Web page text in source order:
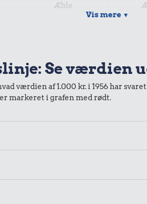
Æble
200 g smør
Vis mere ▼
Se værdien
værdien af 1.000 kr. i 1956 har
markeret i grafen med rødt.